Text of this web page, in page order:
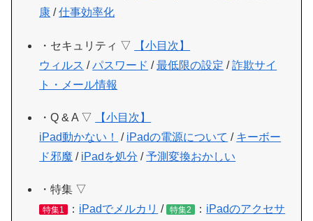
康 /仕事効率化
・セキュリティ ▽
【小目次】
ウィルス /パスワード /最低限の設定 /詐欺サイ
ト・メール情報
・Q & A ▽
【小目次】
iPad動かない！
/ iPadの電源について / キーボー
ド邪魔 / iPadを処分 /予測変換おかしい
・特集 ▽
特集1 ： iPadでメルカリ / 特集2 ： iPadのアクセサ